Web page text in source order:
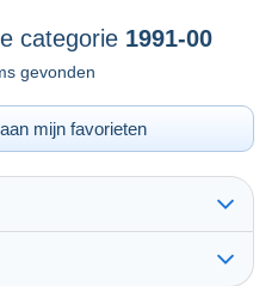
categorie 1991-00
gevonden
mijn favorieten